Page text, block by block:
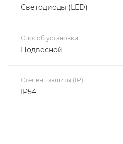
Светодиоды (LED)
Способ установки
Подвесной
Степень защиты (IP)
IP54